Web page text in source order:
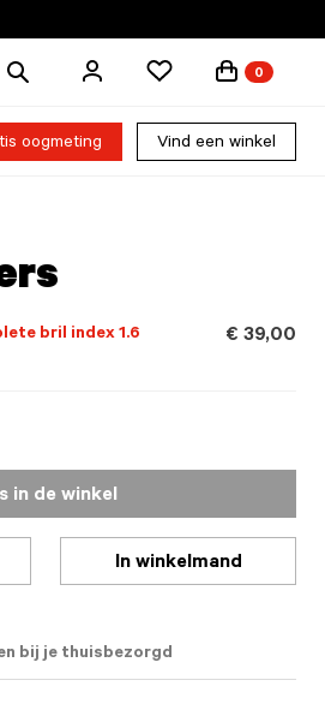
Zoek
0
oogmeting Vind een winkel
bril index 1.6 € 39,00
in de winkel
In winkelmand
bij je thuisbezorgd